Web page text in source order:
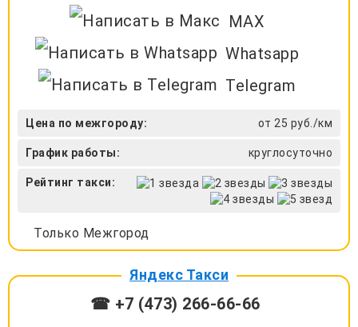
MAX
Whatsapp
Telegram
Цена по межгороду: от 25 руб./км
График работы: круглосуточно
Рейтинг такси:
Только Межгород
Яндекс Такси
☎ +7 (473) 266-66-66